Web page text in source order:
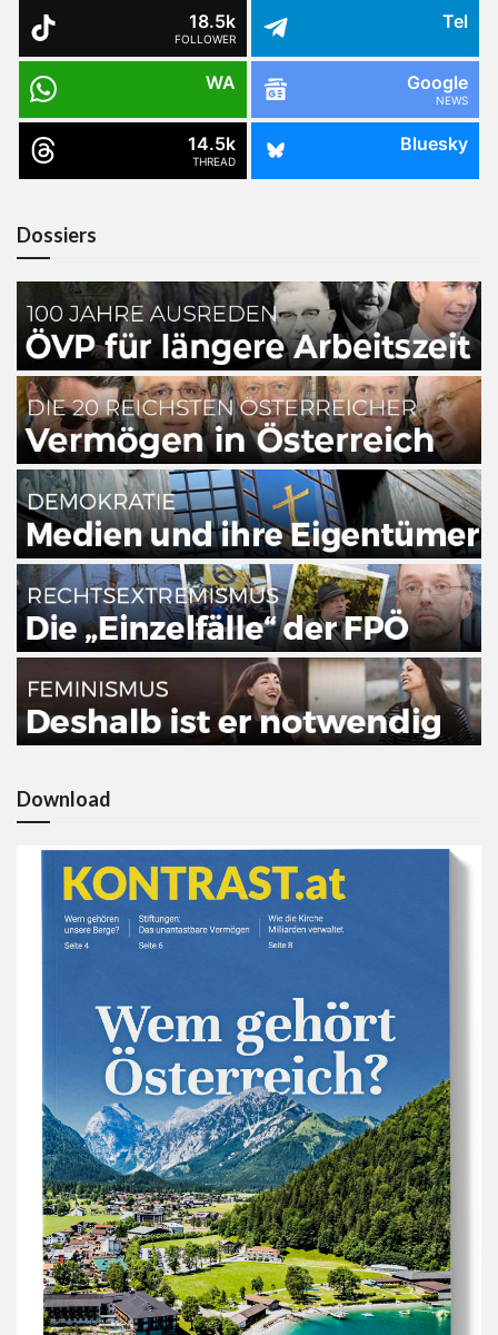
18.5k
FOLLOWER
Tel
WA Google
NEWS
14.5k
THREAD
Bluesky
Dossiers
Download